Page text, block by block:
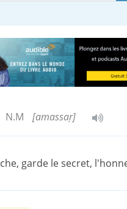
N.M [amassaṛ]
garde le secret,